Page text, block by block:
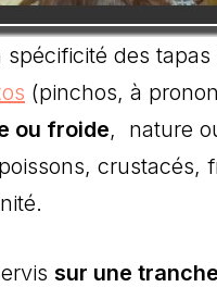
des
(pinchos, à
ou froide, nature
crustacés,
sur une